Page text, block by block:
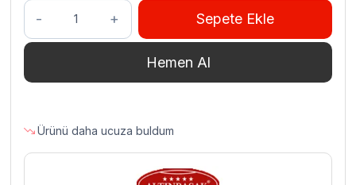
Altınbaşak
Yuvarlak
Sunum
adet
Sepete Ekle
Hemen Al
Ürünü daha ucuza buldum